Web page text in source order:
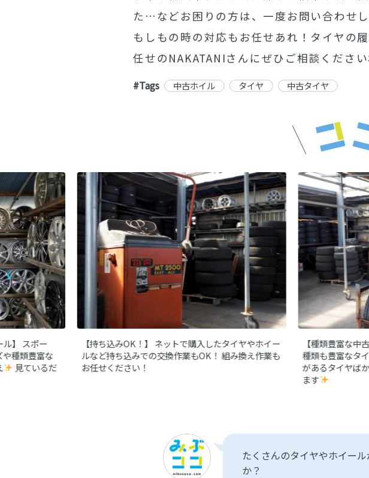
た…などお困りの方は、一度お問い合わせ
もしもの時の対応もお任せあれ！タイヤの
任せのNAKATANIさんにぜひご相談くださ
#Tags 中古ホイル タイヤ 中古タイヤ
】
スポー
種類豊富な
見ているだ
【持ち込みOK！】
ネットで購入したタイヤやホイー
ルなど持ち込みでの交換作業もOK！ 組み換え作業も
お任せください！
【種類豊富な中
種類も豊富なタ
があるタイヤば
ます
たくさんのタイヤやホイー
か？